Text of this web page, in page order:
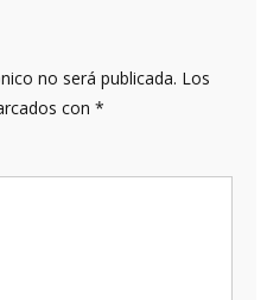
no será publicada. Los
con *